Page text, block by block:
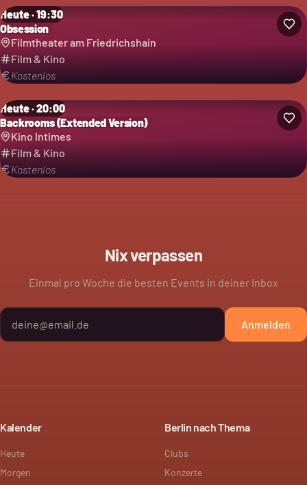
Heute · 19:30
Obsession
Filmtheater am Friedrichshain
Film & Kino
Kostenlos
Heute · 20:00
Backrooms (Extended Version)
Kino Intimes
Film & Kino
Kostenlos
Nix verpassen
Einmal pro Woche die besten Events in deiner Inbox
Anmelden
Kalender
Heute
Morgen
Berlin nach Thema
Clubs
Konzerte